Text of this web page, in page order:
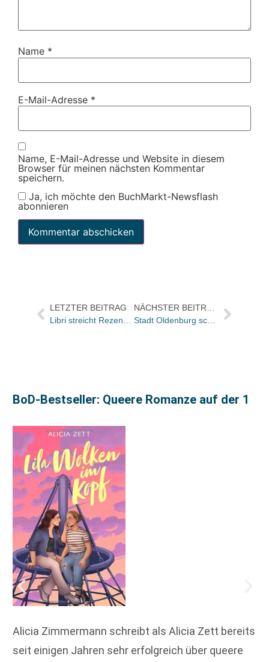
Name *
E-Mail-Adresse *
Name, E-Mail-Adresse und Website in diesem
Browser für meinen nächsten Kommentar
speichern.
Ja, ich möchte den BuchMarkt-Newsflash
abonnieren
LETZTER BEITRAG
BoD-Bestseller: Queere Romanze auf der 1
Alicia Zimmermann schreibt als Alicia Zett bereits
seit einigen Jahren sehr erfolgreich über queere